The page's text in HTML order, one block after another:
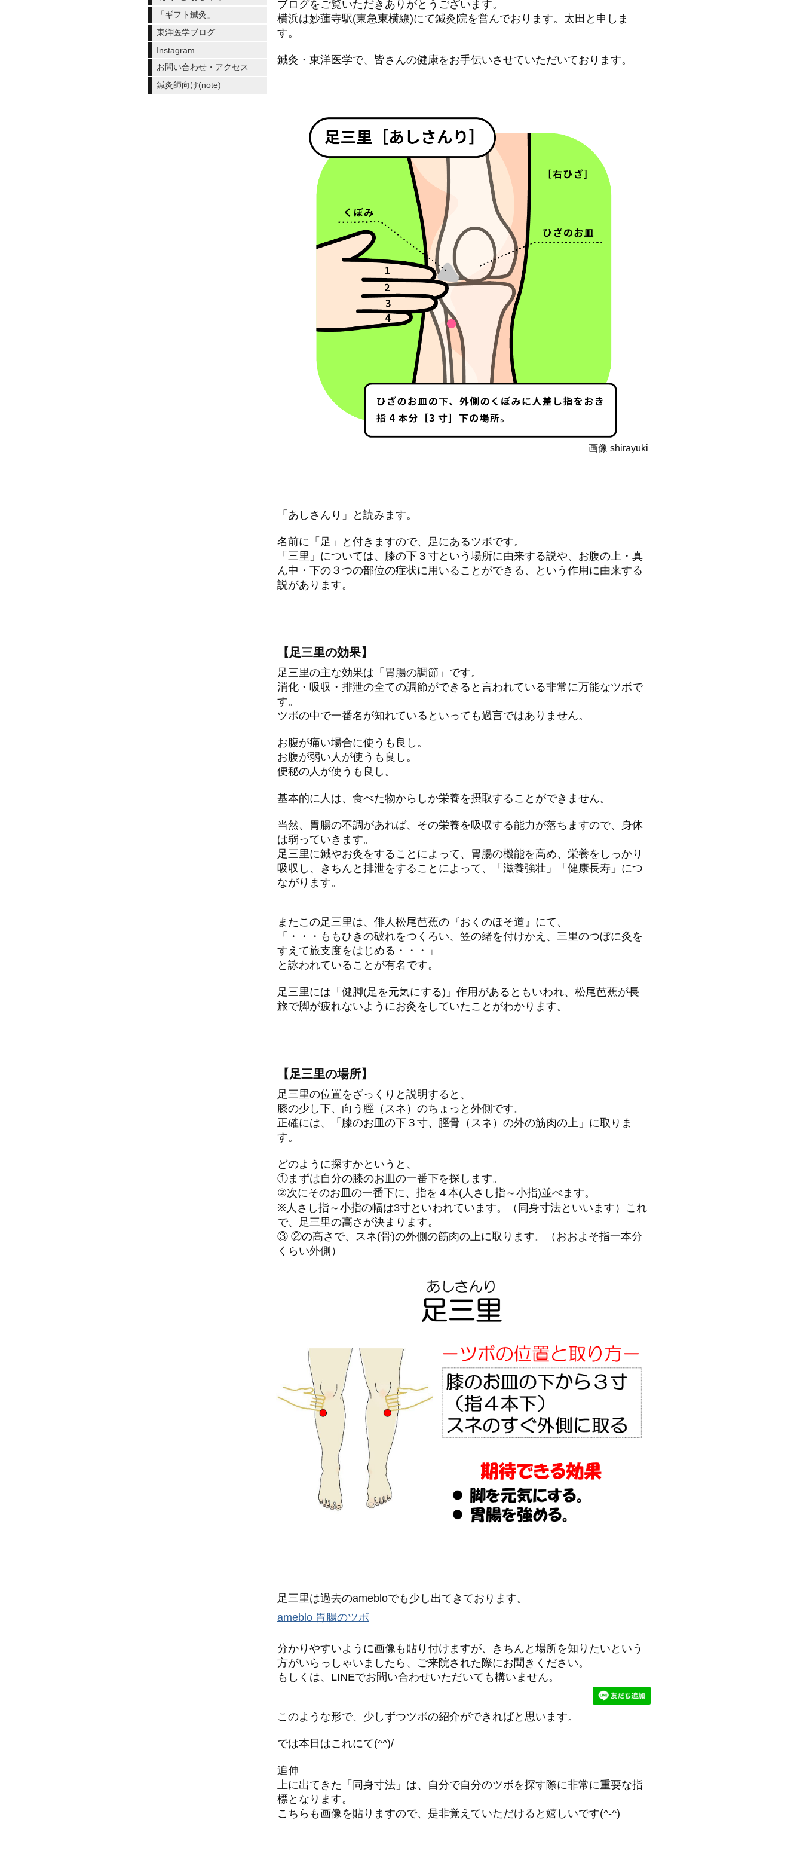
ブログをご覧いただきありがとうございます。
横浜は妙蓮寺駅(東急東横線)にて鍼灸院を営んでおります。太田と申しま
す。
鍼灸・東洋医学で、皆さんの健康をお手伝いさせていただいております。
画像 shirayuki
「あしさんり」と読みます。
名前に「足」と付きますので、足にあるツボです。
「三里」については、膝の下３寸という場所に由来する説や、お腹の上・真
ん中・下の３つの部位の症状に用いることができる、という作用に由来する
説があります。
【足三里の効果】
足三里の主な効果は「胃腸の調節」です。
消化・吸収・排泄の全ての調節ができると言われている非常に万能なツボで
す。
ツボの中で一番名が知れているといっても過言ではありません。
お腹が痛い場合に使うも良し。
お腹が弱い人が使うも良し。
便秘の人が使うも良し。
基本的に人は、食べた物からしか栄養を摂取することができません。
当然、胃腸の不調があれば、その栄養を吸収する能力が落ちますので、身体
は弱っていきます。
足三里に鍼やお灸をすることによって、胃腸の機能を高め、栄養をしっかり
吸収し、きちんと排泄をすることによって、「滋養強壮」「健康長寿」につ
ながります。
またこの足三里は、俳人松尾芭蕉の『おくのほそ道』にて、
「・・・ももひきの破れをつくろい、笠の緒を付けかえ、三里のつぼに灸を
すえて旅支度をはじめる・・・」
と詠われていることが有名です。
足三里には「健脚(足を元気にする)」作用があるともいわれ、松尾芭蕉が長
旅で脚が疲れないようにお灸をしていたことがわかります。
【足三里の場所】
足三里の位置をざっくりと説明すると、
膝の少し下、向う脛（スネ）のちょっと外側です。
正確には、「膝のお皿の下３寸、脛骨（スネ）の外の筋肉の上」に取りま
す。
どのように探すかというと、
①まずは自分の膝のお皿の一番下を探します。
②次にそのお皿の一番下に、指を４本(人さし指～小指)並べます。
※人さし指～小指の幅は3寸といわれています。（同身寸法といいます）これ
で、足三里の高さが決まります。
③ ②の高さで、スネ(骨)の外側の筋肉の上に取ります。（おおよそ指一本分
くらい外側）
足三里は過去のamebloでも少し出てきております。
ameblo 胃腸のツボ
分かりやすいように画像も貼り付けますが、きちんと場所を知りたいという
方がいらっしゃいましたら、ご来院された際にお聞きください。
もしくは、LINEでお問い合わせいただいても構いません。
このような形で、少しずつツボの紹介ができればと思います。
では本日はこれにて(^^)/
追伸
上に出てきた「同身寸法」は、自分で自分のツボを探す際に非常に重要な指
標となります。
こちらも画像を貼りますので、是非覚えていただけると嬉しいです(^-^)
「ギフト鍼灸」
東洋医学ブログ
Instagram
お問い合わせ・アクセス
鍼灸師向け(note)